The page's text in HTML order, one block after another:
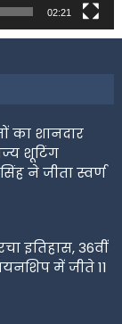
02:21
का शानदार
शूटिंग
ने जीता स्वर्ण
इतिहास, 36वीं
में जीते 11